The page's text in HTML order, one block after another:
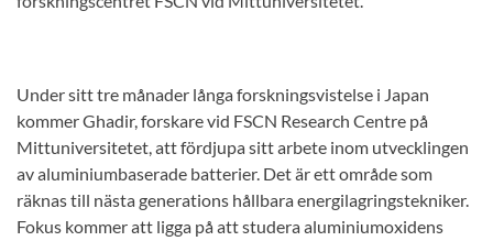
Under sitt tre månader långa forskningsvistelse i Japan
kommer Ghadir, forskare vid FSCN Research Centre på
Mittuniversitetet, att fördjupa sitt arbete inom utvecklingen
av aluminiumbaserade batterier. Det är ett område som
räknas till nästa generations hållbara energilagringstekniker.
Fokus kommer att ligga på att studera aluminiumoxidens